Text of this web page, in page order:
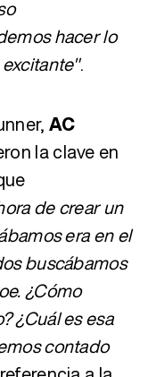
hacer lo
.
AC
la clave en
de crear un
era en el
buscábamos
¿Cómo
¿Cuál es esa
contado